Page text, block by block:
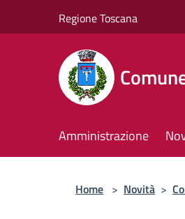
Regione Toscana
Amministrazione
Home > Novità >